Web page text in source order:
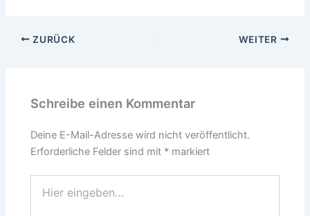
ZURÜCK WEITER
Schreibe einen Kommentar
Deine E-Mail-Adresse wird nicht veröffentlicht.
Erforderliche Felder sind mit * markiert
eingeben…